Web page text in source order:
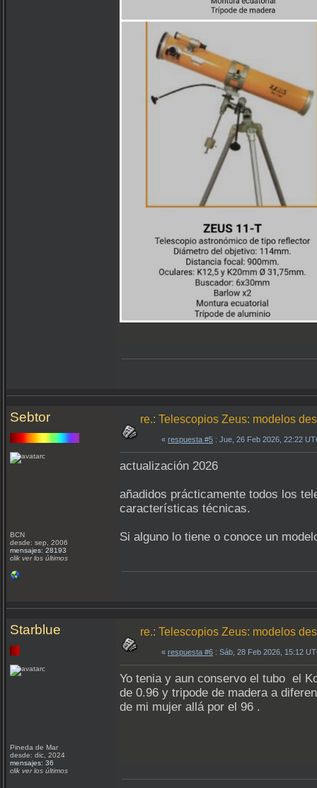
Sebtor
BCN
desde: sep, 2006
mensajes: 28193
clik ver los últimos
re.: Telescopios Zeus: modelos
« respuesta #5 : Jue, 26 Feb 2026, 22:22
actualización 2026
añadidos prácticamente todos los
características técnicas.
Si alguno lo tiene o conoce un
Starblue
Pineda de Mar
desde: dic, 2024
mensajes: 36
clik ver los últimos
re.: Telescopios Zeus: modelos
« respuesta #6 : Sáb, 28 Feb 2026, 15:12
Yo tenia y aun conservo el tubo el
de 0.96 y tripode de madera a
de mi mujer allá por el 96 .